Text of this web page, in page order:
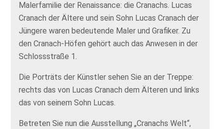
Malerfamilie der Renaissance: die Cranachs. Lucas
Cranach der Ältere und sein Sohn Lucas Cranach der
Jüngere waren bedeutende Maler und Grafiker. Zu
den Cranach-Höfen gehört auch das Anwesen in der
Schlossstraße 1.
Die Porträts der Künstler sehen Sie an der Treppe:
rechts das von Lucas Cranach dem Älteren und links
das von seinem Sohn Lucas.
Betreten Sie nun die Ausstellung „Cranachs Welt“,